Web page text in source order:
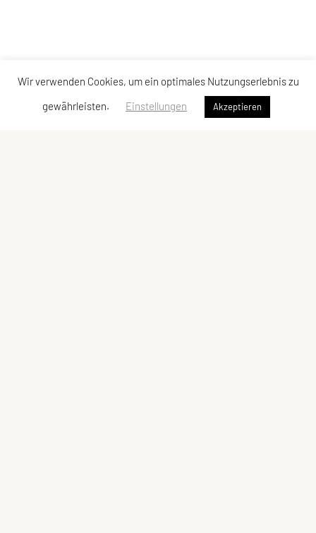
Wir verwenden Cookies, um ein optimales Nutzungserlebnis zu
gewährleisten.
Einstellungen Akzeptieren